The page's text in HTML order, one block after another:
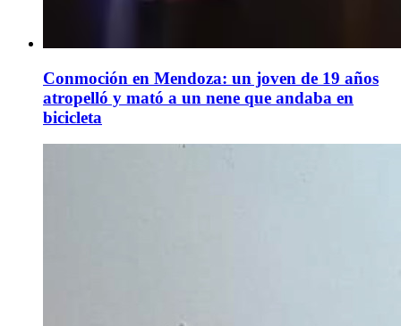
Conmoción en Mendoza: un joven de 19 años
atropelló y mató a un nene que andaba en
bicicleta